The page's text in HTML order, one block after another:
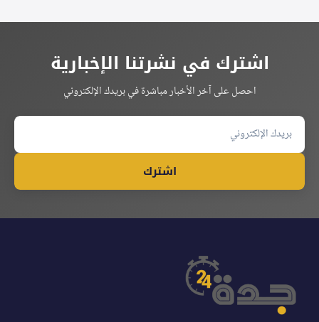
اشترك في نشرتنا الإخبارية
احصل على آخر الأخبار مباشرة في بريدك الإلكتروني
اشترك